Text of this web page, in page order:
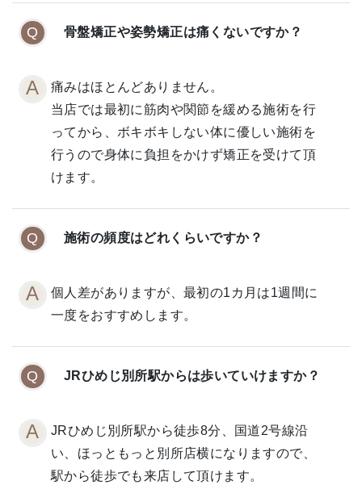
骨盤矯正や姿勢矯正は痛くないですか？
痛みはほとんどありません。
当店では最初に筋肉や関節を緩める施術を行
ってから、ボキボキしない体に優しい施術を
行うので身体に負担をかけず矯正を受けて頂
けます。
施術の頻度はどれくらいですか？
個人差がありますが、最初の1カ月は1週間に
一度をおすすめします。
JRひめじ別所駅からは歩いていけますか？
JRひめじ別所駅から徒歩8分、国道2号線沿
い、ほっともっと別所店横になりますので、
駅から徒歩でも来店して頂けます。